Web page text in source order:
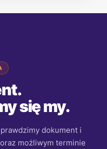
się my.
dokument i
możliwym terminie